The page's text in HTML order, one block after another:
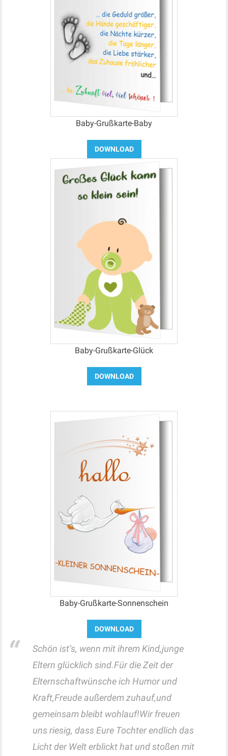
Baby-Grußkarte-Baby
Baby-Grußkarte-Glück
Baby-Grußkarte-Sonnenschein
Schön ist’s, wenn mit ihrem Kind,junge
Eltern glücklich sind.Für die Zeit der
Elternschaftwünsche ich Humor und
Kraft,Freude außerdem zuhauf,und
gemeinsam bleibt wohlauf!Wir freuen
uns riesig, dass Eure Tochter endlich das
Licht der Welt erblickt hat und stoßen mit